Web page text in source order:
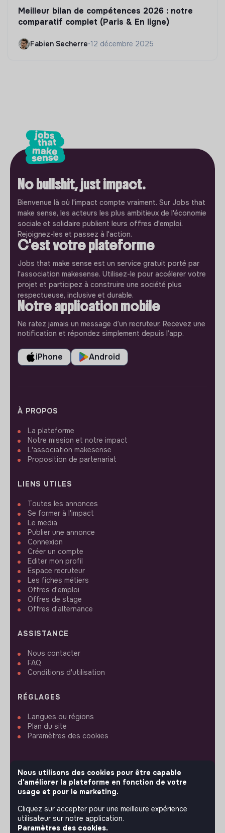
Meilleur bilan de compétences 2026 : notre
comparatif complet (Paris & En ligne)
Fabien Secherre•12 décembre 2025
No bullshit, just impact.
Bienvenue là où l'impact compte vraiment. Sur Jobs that
make sense, les acteurs les plus ambitieux de l'économie
sociale et solidaire publient leurs offres d'emploi.
Rejoignez-les et passez à l'action.
C'est votre plateforme
Jobs that make sense est un service gratuit porté par
l'association makesense. Utilisez-le pour accélerer votre
projet et participez à construire une société plus
respectueuse, inclusive et durable.
Notre application mobile
Ne ratez jamais un message d’un recruteur. Recevez une
notification et répondez simplement depuis l’app.
iPhone Android
À PROPOS
La plateforme
Notre mission et notre impact
L'association makesense
Proposition de partenariat
LIENS UTILES
Toutes les annonces
Se former à l'impact
Le media
Publier une annonce
Connexion
Créer un compte
Editer mon profil
Espace recruteur
Les fiches métiers
Offres d'emploi
Offres de stage
Offres d'alternance
ASSISTANCE
Nous contacter
FAQ
Conditions d'utilisation
RÉGLAGES
Langues ou régions
Plan du site
Paramètres des cookies
SUIVEZ-NOUS
© 2026 jobs that makesense.
Nous utilisons des cookies pour être capable
d'améliorer la plateforme en fonction de votre
usage et pour le marketing.
Cliquez sur accepter pour une meilleure expérience
utilisateur sur notre application.
Paramètres des cookies.